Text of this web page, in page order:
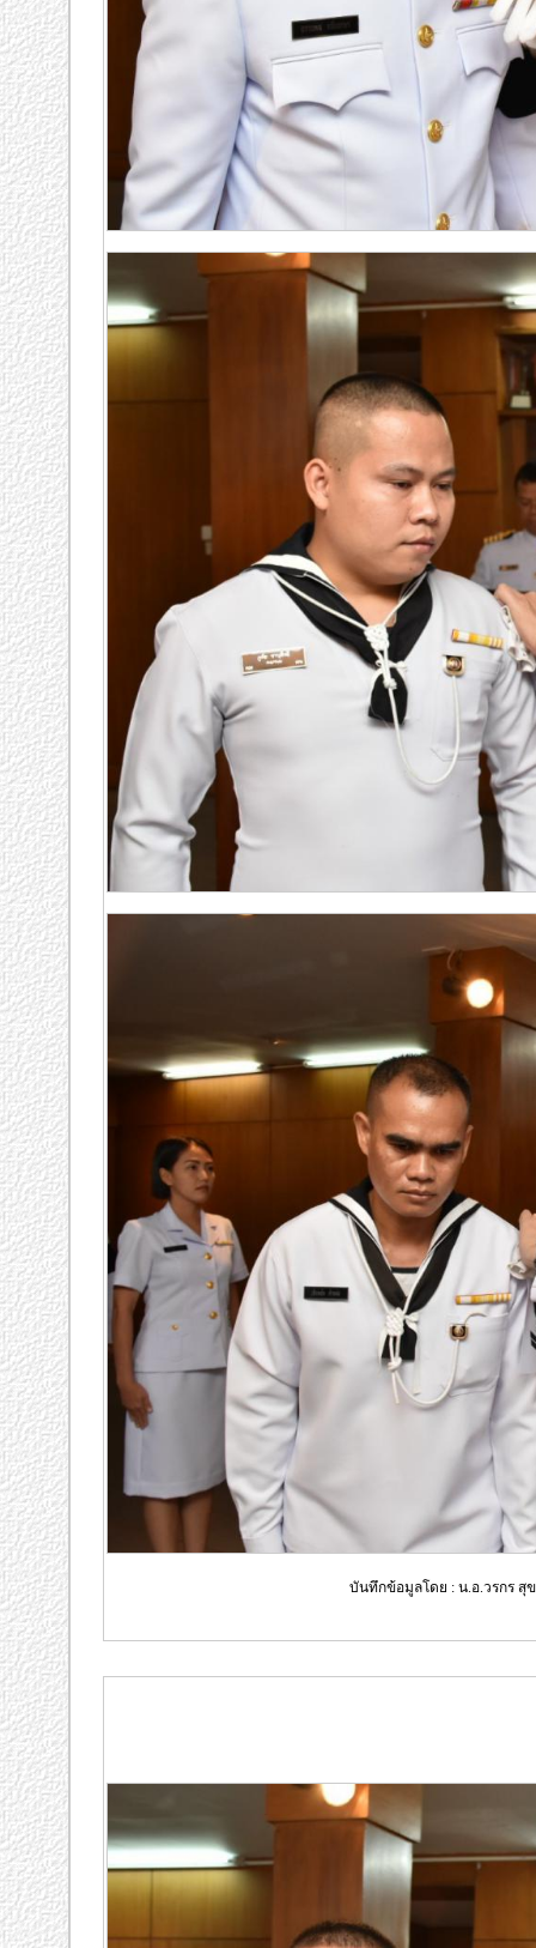
บันทึกข้อมูลโดย : น.อ.วรกร สุ